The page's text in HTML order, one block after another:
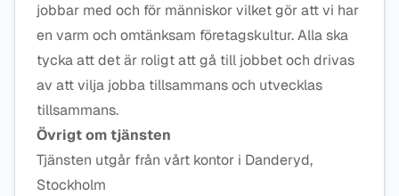
jobbar med och för människor vilket gör att vi har
en varm och omtänksam företagskultur. Alla ska
tycka att det är roligt att gå till jobbet och drivas
av att vilja jobba tillsammans och utvecklas
tillsammans.
Övrigt om tjänsten
Tjänsten utgår från vårt kontor i Danderyd,
Stockholm